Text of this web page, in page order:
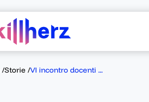
/Storie /VI incontro docenti ...